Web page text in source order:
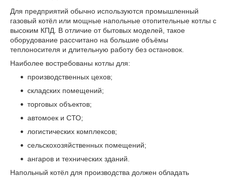
Для предприятий обычно используются промышленный
газовый котёл или мощные напольные отопительные котлы с
высоким КПД. В отличие от бытовых моделей, такое
оборудование рассчитано на большие объёмы
теплоносителя и длительную работу без остановок.
Наиболее востребованы котлы для:
производственных цехов;
складских помещений;
торговых объектов;
автомоек и СТО;
логистических комплексов;
сельскохозяйственных помещений;
ангаров и технических зданий.
Напольный котёл для производства должен обладать